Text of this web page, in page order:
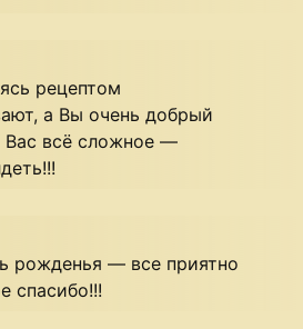
рецептом
а Вы очень добрый
Вас всё сложное —
рожденья — все приятно
спасибо!!!